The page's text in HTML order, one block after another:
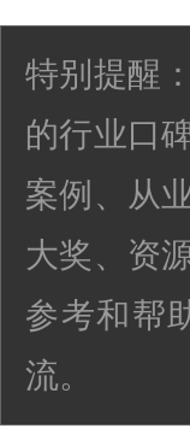
特别提醒
的行业口
案例、从
大奖、资
参考和帮
流。